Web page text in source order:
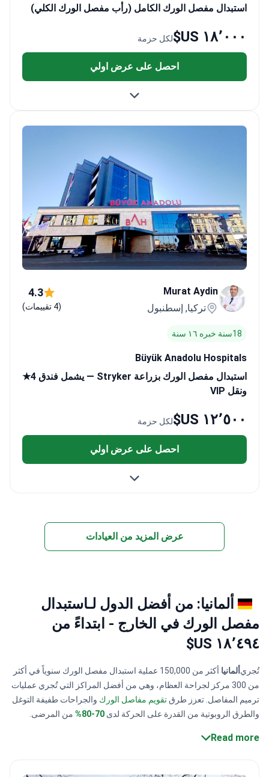
استبدال مفصل الورك الكامل (رأب مفصل الورك الكلي)
لكل حزمة ١٨٬٠٠٠ US$
احصل على عرض اولي
Murat Aydin
تركيا, إسطنبول
4.3
(4 تقييمات)
18سنة خبره ١٦ سنة
Büyük Anadolu Hospitals
استبدال مفصل الورك بزراعة Stryker — يشمل فندق 4★
ونقل VIP
لكل حزمة ١٢٬٥٠٠ US$
احصل على عرض اولي
عرض المزيد من العيادات
ألمانيا: من أفضل الدول لـاستبدال
مفصل الورك في الخارج - ابتداءً من
١٨٬٤٩٤ US$
تُجري ألمانيا
أكثر من 150,000 عملية استبدال مفصل الورك سنوياً في أكثر
من 300 مركز لجراحة العظام، وهي من أفضل المراكز التي تُجري عمليات
ترميم المفاصل. تعزز طرق تقويم مفاصل الورك والجراحات طفيفة التوغل
والطرق الروبوتية من القدرة على الحركة لدى 70-80%
من المرضى.
بروتوكولات صارمة.
Read more